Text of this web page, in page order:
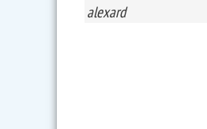
alexard